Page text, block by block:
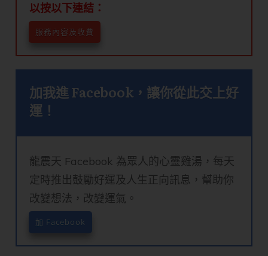
以按以下連結：
服務內容及收費
加我進 Facebook，讓你從此交上好
運！
龍震天 Facebook 為眾人的心靈雞湯，每天
定時推出鼓勵好運及人生正向訊息，幫助你
改變想法，改變運氣。
加 Facebook